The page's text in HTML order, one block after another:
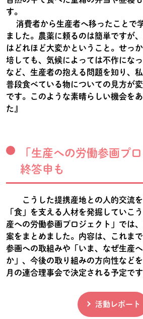
す。
消費者から生産者へ移ったことで
ました。農薬に頼るのは簡単ですが
はどれほど大変かということ。せっ
培しても、気候によっては不作にな
など、生産者の抱える問題を知り、
普段食べている物についての見方が
です。このような素晴らしい機会を
た』
「生産への労働参画プ
終答申も
こうした提携産地との人的交流を
「食」を支える人材を発掘していこ
産への労働参画プロジェクト」では
案をまとめました。内容は、これま
参画への取組みや「いま、なぜ生産
か」、今後の取り組みの方向性など
月の連合理事会で決定される予定で
活動レポート